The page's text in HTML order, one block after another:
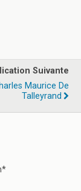
Suivante
Maurice De
Talleyrand